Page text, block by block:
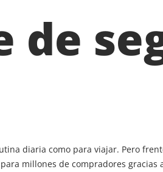
de
diaria como para viajar. Pero
millones de compradores gracias